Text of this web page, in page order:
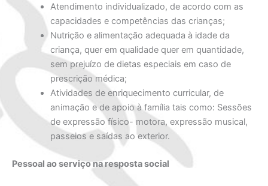
Atendimento individualizado, de acordo com as
capacidades e competências das crianças;
Nutrição e alimentação adequada à idade da
criança, quer em qualidade quer em quantidade,
sem prejuízo de dietas especiais em caso de
prescrição médica;
Atividades de enriquecimento curricular, de
animação e de apoio à família tais como: Sessões
de expressão físico- motora, expressão musical,
passeios e saídas ao exterior.
Pessoal ao serviço na resposta social